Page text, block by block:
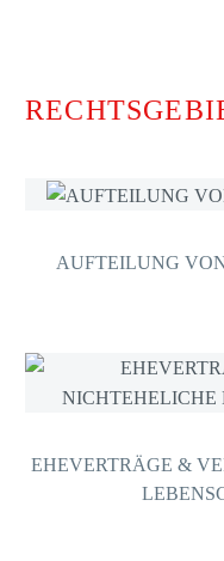
AUFTEILUNG
EHEVERTRÄGE &